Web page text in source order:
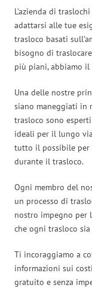
L’azienda di
adattarsi alle tue
trasloco basati
bisogno di
più piani, abbiamo
Una delle nostre
siano maneggiati in
trasloco sono
ideali per il lungo
tutto il possibile per
durante il trasloco.
Ogni membro del
un processo di
nostro impegno per
che ogni trasloco sia
Ti incoraggiamo a
informazioni sui
gratuito e senza